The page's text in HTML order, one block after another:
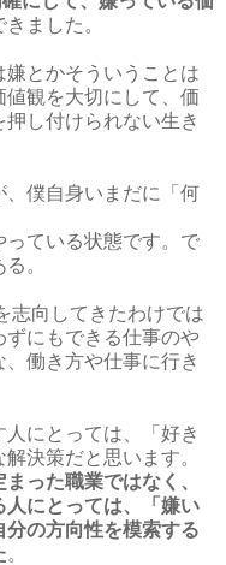
ました。
とかそういうことは
観を大切にして、価
し付けられない生き
、僕自身いまだに「何
ている状態です。で
。
志向してきたわけでは
にもできる仕事のや
働き方や仕事に行き
にとっては、「好き
決策だと思います。
った職業ではなく、
にとっては、「嫌い
の方向性を模索する
。